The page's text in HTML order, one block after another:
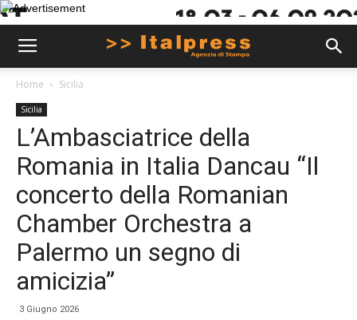
Home Sicilia
Sicilia
L’Ambasciatrice della
Romania in Italia Dancau “Il
concerto della Romanian
Chamber Orchestra a
Palermo un segno di
amicizia”
3 Giugno 2026